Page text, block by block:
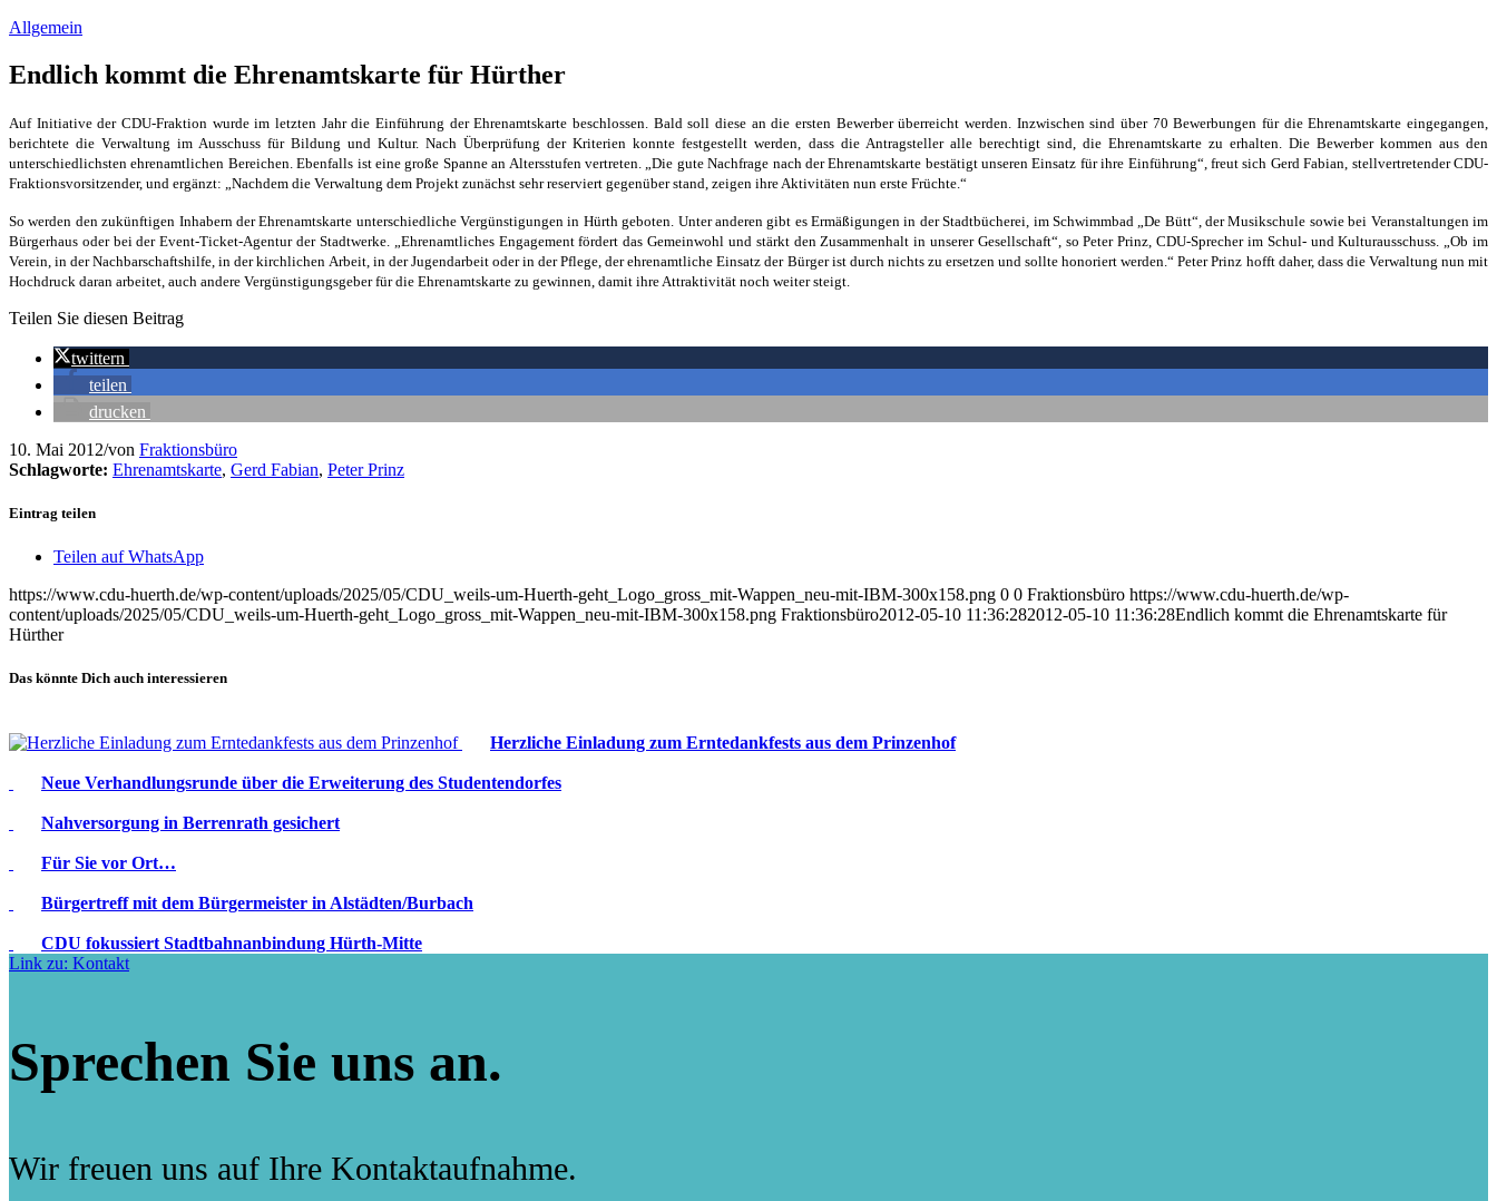
Allgemein
Endlich kommt die Ehrenamtskarte für Hürther
Auf Initiative der CDU-Fraktion wurde im letzten Jahr die Einführung der Ehrenamtskarte beschlossen. Bald soll diese an die ersten Bewerber überreicht werden. Inzwischen sind über 70 Bewerbungen für die Ehrenamtskarte eingegangen,
berichtete die Verwaltung im Ausschuss für Bildung und Kultur. Nach Überprüfung der Kriterien konnte festgestellt werden, dass die Antragsteller alle berechtigt sind, die Ehrenamtskarte zu erhalten. Die Bewerber kommen aus den
unterschiedlichsten ehrenamtlichen Bereichen. Ebenfalls ist eine große Spanne an Altersstufen vertreten. „Die gute Nachfrage nach der Ehrenamtskarte bestätigt unseren Einsatz für ihre Einführung“, freut sich Gerd Fabian, stellvertretender CDU-
Fraktionsvorsitzender, und ergänzt: „Nachdem die Verwaltung dem Projekt zunächst sehr reserviert gegenüber stand, zeigen ihre Aktivitäten nun erste Früchte.“
So werden den zukünftigen Inhabern der Ehrenamtskarte unterschiedliche Vergünstigungen in Hürth geboten. Unter anderen gibt es Ermäßigungen in der Stadtbücherei, im Schwimmbad „De Bütt“, der Musikschule sowie bei Veranstaltungen im
Bürgerhaus oder bei der Event-Ticket-Agentur der Stadtwerke. „Ehrenamtliches Engagement fördert das Gemeinwohl und stärkt den Zusammenhalt in unserer Gesellschaft“, so Peter Prinz, CDU-Sprecher im Schul- und Kulturausschuss. „Ob im
Verein, in der Nachbarschaftshilfe, in der kirchlichen Arbeit, in der Jugendarbeit oder in der Pflege, der ehrenamtliche Einsatz der Bürger ist durch nichts zu ersetzen und sollte honoriert werden.“ Peter Prinz hofft daher, dass die Verwaltung nun mit
Hochdruck daran arbeitet, auch andere Vergünstigungsgeber für die Ehrenamtskarte zu gewinnen, damit ihre Attraktivität noch weiter steigt.
Teilen Sie diesen Beitrag
twittern
teilen
drucken
10. Mai 2012/von Fraktionsbüro
Schlagworte: Ehrenamtskarte, Gerd Fabian, Peter Prinz
Eintrag teilen
Teilen auf WhatsApp
https://www.cdu-huerth.de/wp-content/uploads/2025/05/CDU_weils-um-Huerth-geht_Logo_gross_mit-Wappen_neu-mit-IBM-300x158.png 0 0 Fraktionsbüro https://www.cdu-huerth.de/wp-
content/uploads/2025/05/CDU_weils-um-Huerth-geht_Logo_gross_mit-Wappen_neu-mit-IBM-300x158.png Fraktionsbüro2012-05-10 11:36:282012-05-10 11:36:28Endlich kommt die Ehrenamtskarte für
Hürther
Das könnte Dich auch interessieren
Herzliche Einladung zum Erntedankfests aus dem Prinzenhof
Neue Verhandlungsrunde über die Erweiterung des Studentendorfes
Nahversorgung in Berrenrath gesichert
Für Sie vor Ort…
Bürgertreff mit dem Bürgermeister in Alstädten/Burbach
CDU fokussiert Stadtbahnanbindung Hürth-Mitte
Link zu: Kontakt
Sprechen Sie uns an.
Wir freuen uns auf Ihre Kontaktaufnahme.